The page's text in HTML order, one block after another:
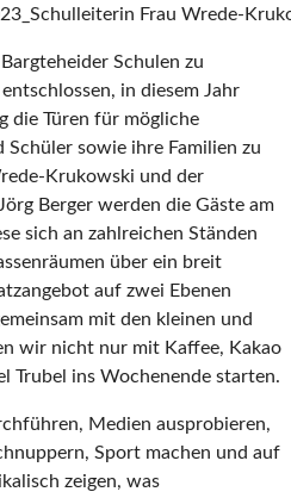
Frau Wrede-
Schulen zu
in diesem Jahr
die Türen für mögliche
sowie ihre Familien zu
Krukowski und der
Berger werden die Gäste am
sich an zahlreichen Ständen
über ein breit
auf zwei Ebenen
mit den kleinen und
wir nicht nur mit Kaffee, Kakao
Trubel ins Wochenende starten.
Medien ausprobieren,
Sport machen und auf
zeigen, was